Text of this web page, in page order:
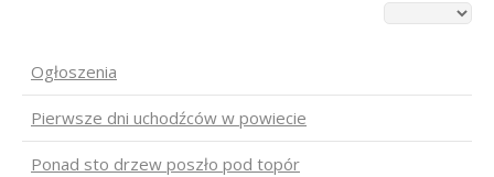
Ogłoszenia
Pierwsze dni uchodźców w powiecie
Ponad sto drzew poszło pod topór